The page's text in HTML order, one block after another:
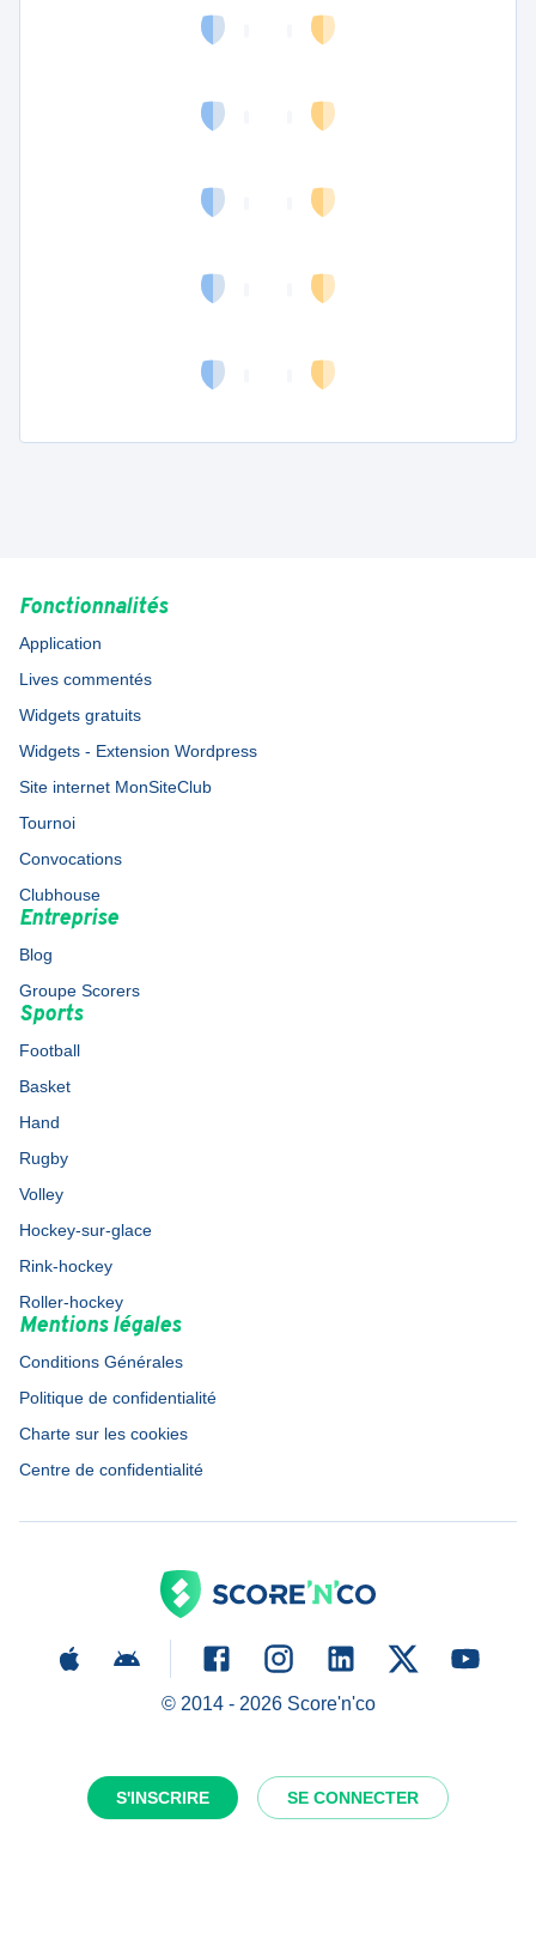
S'INSCRIRE SE CONNECTER
Fonctionnalités
Application
Lives commentés
Widgets gratuits
Widgets - Extension Wordpress
Site internet MonSiteClub
Tournoi
Convocations
Clubhouse
Entreprise
Blog
Groupe Scorers
Sports
Football
Basket
Hand
Rugby
Volley
Hockey-sur-glace
Rink-hockey
Roller-hockey
Mentions légales
Conditions Générales
Politique de confidentialité
Charte sur les cookies
Centre de confidentialité
© 2014 - 2026Score'n'co